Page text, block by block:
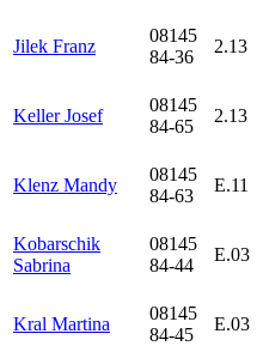
Jilek Franz
08145
84-36
2.13
Keller Josef
08145
84-65
2.13
Klenz Mandy
08145
84-63
E.11
Kobarschik
Sabrina
08145
84-44
E.03
Kral Martina
08145
84-45
E.03